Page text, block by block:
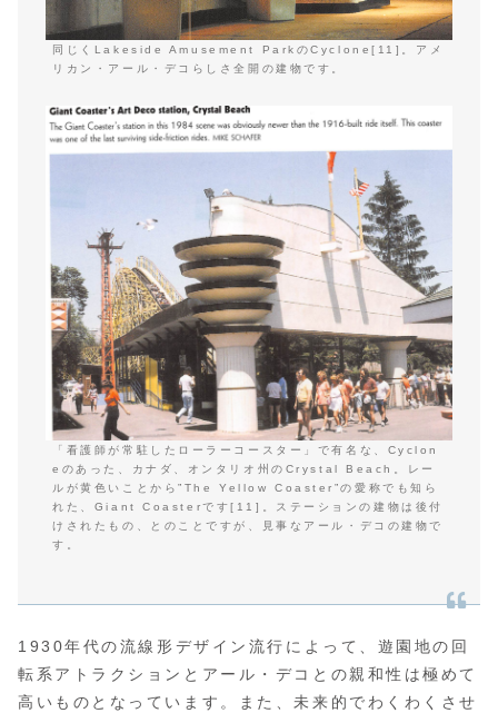
同じくLakeside Amusement ParkのCyclone[11]。アメ
リカン・アール・デコらしさ全開の建物です。
「看護師が常駐したローラーコースター」で有名な、Cyclon
eのあった、カナダ、オンタリオ州のCrystal Beach。レー
ルが黄色いことから”The Yellow Coaster”の愛称でも知ら
れた、Giant Coasterです[11]。ステーションの建物は後付
けされたもの、とのことですが、見事なアール・デコの建物で
す。
1930年代の流線形デザイン流行によって、遊園地の回
転系アトラクションとアール・デコとの親和性は極めて
高いものとなっています。また、未来的でわくわくさせ